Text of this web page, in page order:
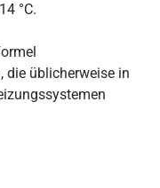
°C.
die üblicherweise in